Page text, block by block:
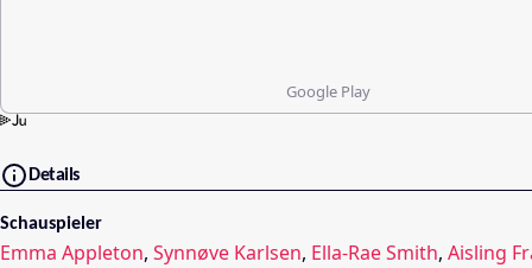
Google Play
Details
Schauspieler
Emma Appleton, Synnøve Karlsen, Ella-Rae Smith, Aisling